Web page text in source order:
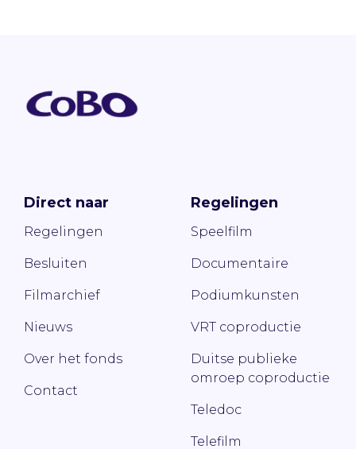
Direct naar
Regelingen
Besluiten
Filmarchief
Nieuws
Over het fonds
Contact
Regelingen
Speelfilm
Documentaire
Podiumkunsten
VRT coproductie
Duitse publieke
omroep coproductie
Teledoc
Telefilm